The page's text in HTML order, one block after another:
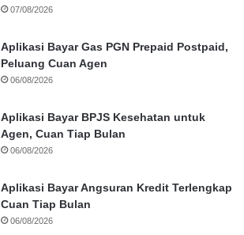
07/08/2026
Aplikasi Bayar Gas PGN Prepaid Postpaid,
Peluang Cuan Agen
06/08/2026
Aplikasi Bayar BPJS Kesehatan untuk
Agen, Cuan Tiap Bulan
06/08/2026
Aplikasi Bayar Angsuran Kredit Terlengkap
Cuan Tiap Bulan
06/08/2026